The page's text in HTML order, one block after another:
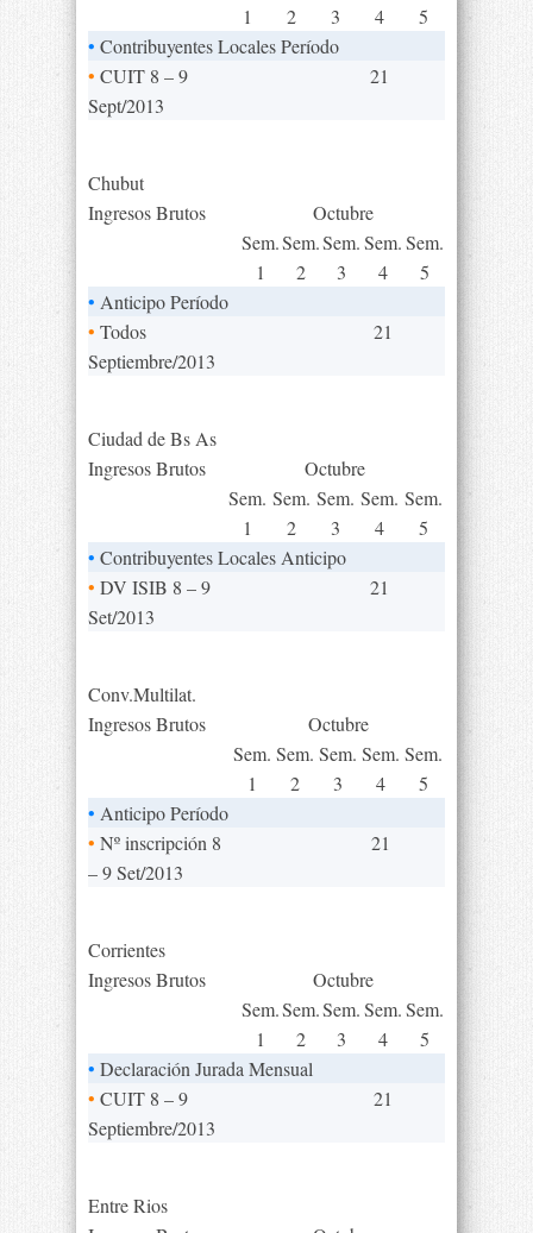
1
2
3
4
5
• Contribuyentes Locales Período
• CUIT 8 – 9
Sept/2013
21
Chubut
Ingresos Brutos
Octubre
Sem.
1
Sem.
2
Sem.
3
Sem.
4
Sem.
5
• Anticipo Período
• Todos
Septiembre/2013
21
Ciudad de Bs As
Ingresos Brutos
Octubre
Sem.
1
Sem.
2
Sem.
3
Sem.
4
Sem.
5
• Contribuyentes Locales Anticipo
• DV ISIB 8 – 9
Set/2013
21
Conv.Multilat.
Ingresos Brutos
Octubre
Sem.
1
Sem.
2
Sem.
3
Sem.
4
Sem.
5
• Anticipo Período
• Nº inscripción 8
– 9 Set/2013
21
Corrientes
Ingresos Brutos
Octubre
Sem.
1
Sem.
2
Sem.
3
Sem.
4
Sem.
5
• Declaración Jurada Mensual
• CUIT 8 – 9
Septiembre/2013
21
Entre Rios